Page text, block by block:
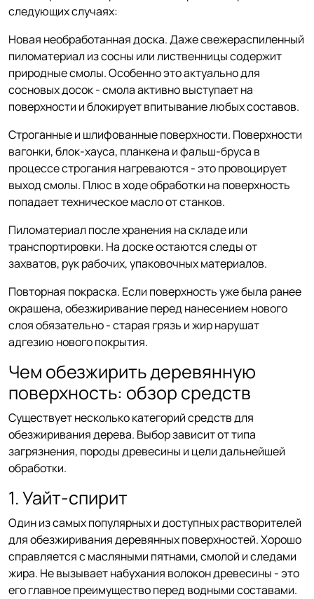
следующих случаях:
Новая необработанная доска. Даже свежераспиленный
пиломатериал из сосны или лиственницы содержит
природные смолы. Особенно это актуально для
сосновых досок - смола активно выступает на
поверхности и блокирует впитывание любых составов.
Строганные и шлифованные поверхности. Поверхности
вагонки, блок-хауса, планкена и фальш-бруса в
процессе строгания нагреваются - это провоцирует
выход смолы. Плюс в ходе обработки на поверхность
попадает техническое масло от станков.
Пиломатериал после хранения на складе или
транспортировки. На доске остаются следы от
захватов, рук рабочих, упаковочных материалов.
Повторная покраска. Если поверхность уже была ранее
окрашена, обезжиривание перед нанесением нового
слоя обязательно - старая грязь и жир нарушат
адгезию нового покрытия.
Чем обезжирить деревянную
поверхность: обзор средств
Существует несколько категорий средств для
обезжиривания дерева. Выбор зависит от типа
загрязнения, породы древесины и цели дальнейшей
обработки.
1. Уайт-спирит
Один из самых популярных и доступных растворителей
для обезжиривания деревянных поверхностей. Хорошо
справляется с масляными пятнами, смолой и следами
жира. Не вызывает набухания волокон древесины - это
его главное преимущество перед водными составами.